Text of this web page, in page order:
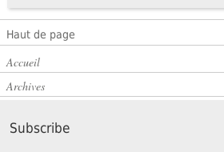
Haut de page
Accueil
Archives
Subscribe